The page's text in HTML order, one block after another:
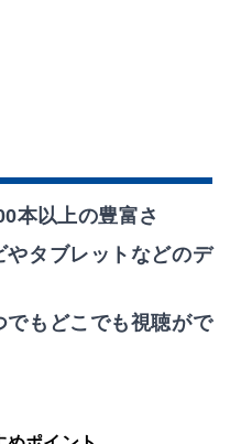
本以上の豊富さ
やタブレットなどのデ
でもどこでも視聴がで